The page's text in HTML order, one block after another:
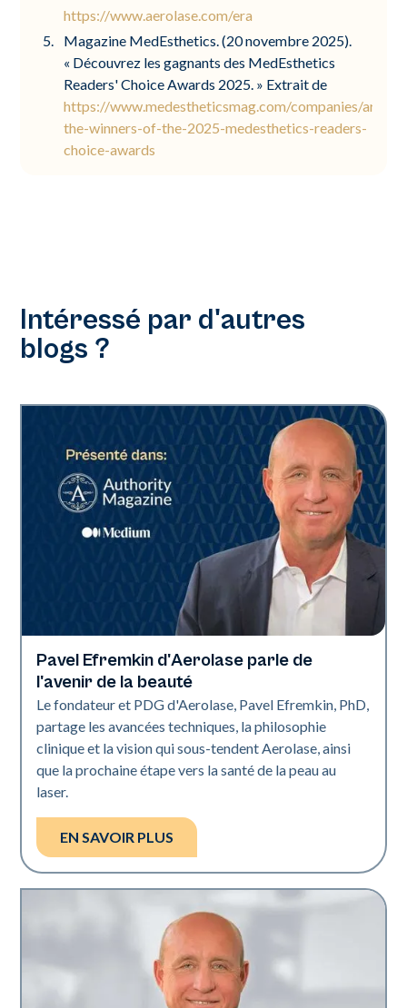
https://www.aerolase.com/era
Magazine MedEsthetics. (20 novembre 2025).
« Découvrez les gagnants des MedEsthetics
Readers' Choice Awards 2025. » Extrait de
https://www.medestheticsmag.com/companies/
the-winners-of-the-2025-medesthetics-readers-
choice-awards
Intéressé par d'autres
blogs ?
L'industrie
Pavel Efremkin d'Aerolase parle de
l'avenir de la beauté
Le fondateur et PDG d'Aerolase, Pavel Efremkin, PhD,
partage les avancées techniques, la philosophie
clinique et la vision qui sous-tendent Aerolase, ainsi
que la prochaine étape vers la santé de la peau au
laser.
EN SAVOIR PLUS